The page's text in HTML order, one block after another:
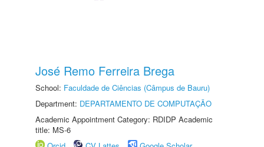
José Remo Ferreira Brega
School: Faculdade de Ciências (Câmpus de Bauru)
Department: DEPARTAMENTO DE COMPUTAÇÃO
Academic Appointment Category: RDIDP Academic
title: MS-6